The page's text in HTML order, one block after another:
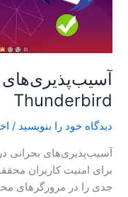
Thunderbird
دیدگاه‌ خود را بنویسید /
آسیب‌پذیری‌های بحرانی
برای امنیت کاربران
جدی را در مرورگرهای
Thunderbird